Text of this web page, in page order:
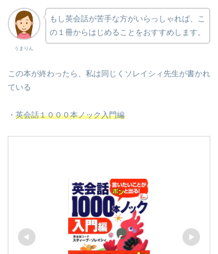
うまりん
もし英会話が苦手な方がいらっしゃれば、こ
の１冊からはじめることをおすすめします。
この本が終わったら、私は同じくソレイシィ先生が書かれ
ている
・ 英会話１０００本ノック入門編